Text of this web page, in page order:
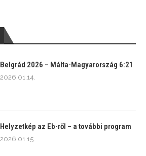
Belgrád 2026 – Málta-Magyarország 6:21
2026.01.14.
Helyzetkép az Eb-ről – a további program
2026.01.15.